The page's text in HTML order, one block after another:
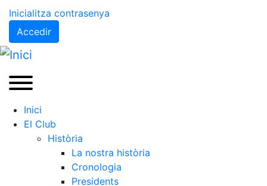
Inicialitza contrasenya
Accedir
Inici
El Club
Història
La nostra història
Cronologia
Presidents